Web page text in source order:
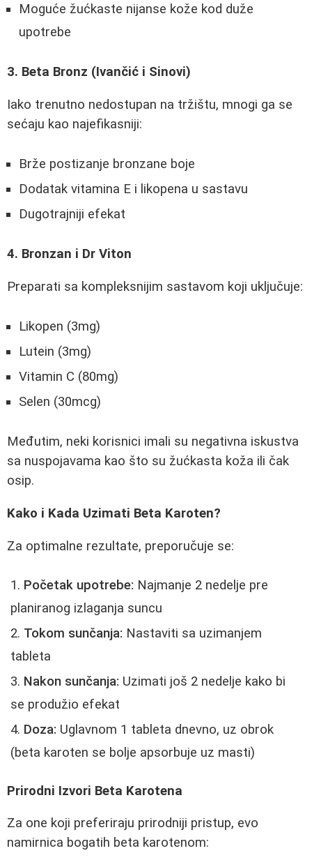
Moguće žućkaste nijanse kože kod duže
upotrebe
3. Beta Bronz (Ivančić i Sinovi)
Iako trenutno nedostupan na tržištu, mnogi ga se
sećaju kao najefikasniji:
Brže postizanje bronzane boje
Dodatak vitamina E i likopena u sastavu
Dugotrajniji efekat
4. Bronzan i Dr Viton
Preparati sa kompleksnijim sastavom koji uključuje:
Likopen (3mg)
Lutein (3mg)
Vitamin C (80mg)
Selen (30mcg)
Međutim, neki korisnici imali su negativna iskustva
sa nuspojavama kao što su žućkasta koža ili čak
osip.
Kako i Kada Uzimati Beta Karoten?
Za optimalne rezultate, preporučuje se:
Početak upotrebe: Najmanje 2 nedelje pre
planiranog izlaganja suncu
Tokom sunčanja: Nastaviti sa uzimanjem
tableta
Nakon sunčanja: Uzimati još 2 nedelje kako bi
se produžio efekat
Doza: Uglavnom 1 tableta dnevno, uz obrok
(beta karoten se bolje apsorbuje uz masti)
Prirodni Izvori Beta Karotena
Za one koji preferiraju prirodniji pristup, evo
namirnica bogatih beta karotenom: